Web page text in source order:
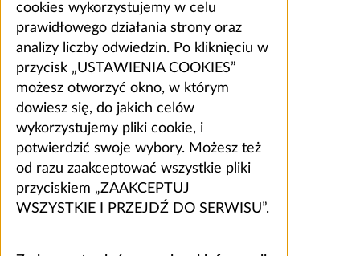
cookies wykorzystujemy w celu
prawidłowego działania strony oraz
analizy liczby odwiedzin. Po kliknięciu w
przycisk „USTAWIENIA COOKIES”
możesz otworzyć okno, w którym
dowiesz się, do jakich celów
wykorzystujemy pliki cookie, i
potwierdzić swoje wybory. Możesz też
od razu zaakceptować wszystkie pliki
przyciskiem „ZAAKCEPTUJ
WSZYSTKIE I PRZEJDŹ DO SERWISU”.